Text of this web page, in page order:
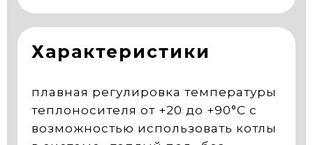
Характеристики
плавная регулировка температуры
теплоносителя от +20 до +90°С с
возможностью использовать котлы